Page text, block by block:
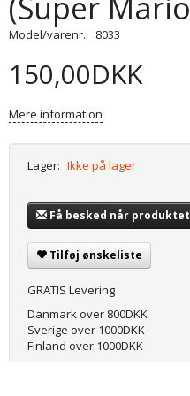
(Super
Model/varenr.: 8033
150,00DKK
Mere information
Lager: Ikke på lager
Få besked når
Tilføj ønskeliste
GRATIS Levering
Danmark over 800DKK
Sverige over 1000DKK
Finland over 1000DKK